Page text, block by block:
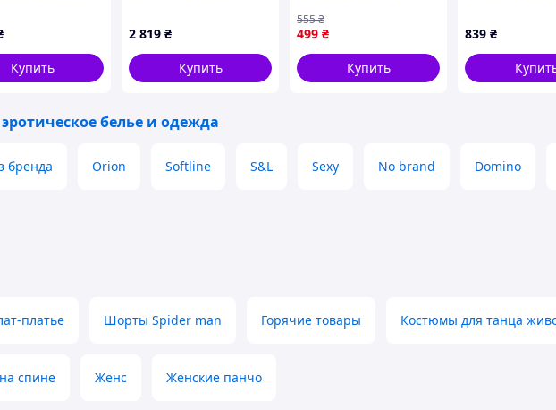
сетку и стикини (наклейки) на
Купить
X11156A06
2 819 ₴
Купить
юбочкой S Красный
499 ₴
555₴
Купить
размеры S-L
839 ₴
белье и одежда
бренда Orion Softline S&L Sexy No brand Domino
платье Шорты Spider man Горячие товары Костюмы для танца
спине Женс Женские панчо